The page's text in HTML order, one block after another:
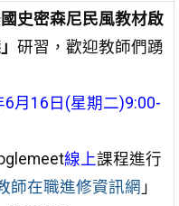
國史密森尼民風教材啟
研習，歡迎教師們踴
6月16日(星期二)9:00-
線上課程進行
師在職進修資訊網 」